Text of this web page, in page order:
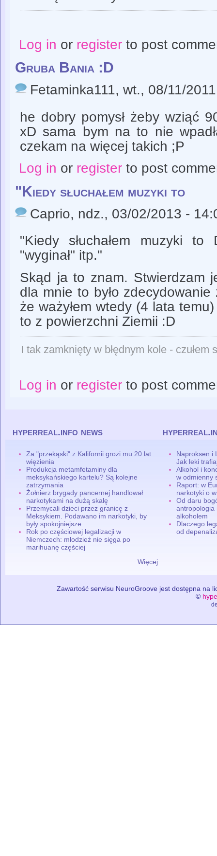
Log in or registerto post
Gruba Bania :D
Fetaminka111, wt., 08/11/
he dobry pomysł żeby wziąć
xD sama bym na to nie
czekam na więcej takich ;P
Log in or registerto post
"Kiedy słuchałem muzyki to
Caprio, ndz., 03/02/2013 -
"Kiedy słuchałem muzyki to
"wyginał" itp."
Skąd ja to znam. Stwierdzam
dla mnie to było
że ważyłem wtedy (4 lata
to z powierzchni Ziemii :D
I tak zamknięty w błędnym kole - czułem
Log in or registerto post
hyperreal.info news
Za "przekąski" z Kalifornii grozi mu 20 lat
więzienia
Produkcja metamfetaminy dla
meksykańskiego kartelu? Są kolejne
zatrzymania
Żołnierz brygady pancernej handlował
narkotykami na dużą skalę
Przemycali dzieci przez granicę z
Meksykiem. Podawano im narkotyki, by
były spokojniejsze
Rok po częściowej legalizacji w
Niemczech: młodzież nie sięga po
marihuanę częściej
Więcej
Naproksen i
Jak leki
Alkohol i
w odmienny
Raport: w
narkotyki o
Od daru
antropologia
alkoholem
Dlaczego
od
Zawartość serwisu NeuroGroove jest dostępna na
©